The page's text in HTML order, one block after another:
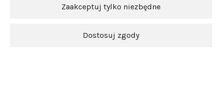
Zaakceptuj tylko niezbędne
Dostosuj zgody